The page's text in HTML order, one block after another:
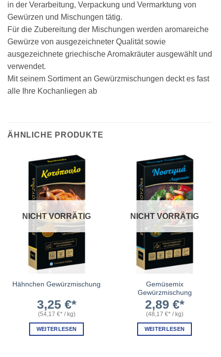
in der Verarbeitung, Verpackung und Vermarktung von
Gewürzen und Mischungen tätig.
Für die Zubereitung der Mischungen werden aromareiche
Gewürze von ausgezeichneter Qualität sowie
ausgezeichnete griechische Aromakräuter ausgewählt und
verwendet.
Mit seinem Sortiment an Gewürzmischungen deckt es fast
alle Ihre Kochanliegen ab
ÄHNLICHE PRODUKTE
NICHT VORRÄTIG
Hähnchen Gewürzmischung
3,25 €
(54,17 € / kg)
WEITERLESEN
NICHT VORRÄTIG
Gemüsemix
Gewürzmischung
2,89 €
(48,17 € / kg)
WEITERLESEN